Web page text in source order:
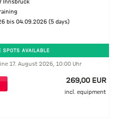
Innsbruck
bis 04.09.2026 (5 days)
SPOTS AVAILABLE
17. August 2026, 10:00 Uhr
269,00 EUR
incl. equipment